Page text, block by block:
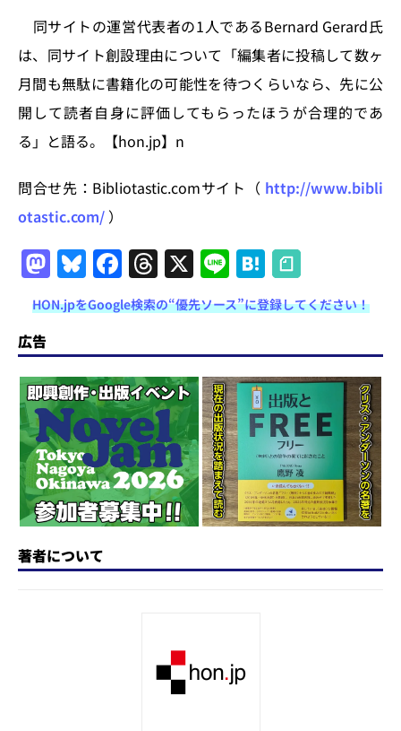
同サイトの運営代表者の1人であるBernard Gerard氏
は、同サイト創設理由について「編集者に投稿して数ヶ
月間も無駄に書籍化の可能性を待つくらいなら、先に公
開して読者自身に評価してもらったほうが合理的であ
る」と語る。【hon.jp】n
問合せ先：Bibliotastic.comサイト（ http://www.bibli
otastic.com/ ）
M
a
st
o
d
o
n
Bl
u
e
s
k
y
F
a
c
e
b
o
o
k
T
h
re
a
d
s
X Li
n
e
H
at
e
n
a
HON.jpをGoogle検索の“優先ソース”に登録してください！
広告
著者について